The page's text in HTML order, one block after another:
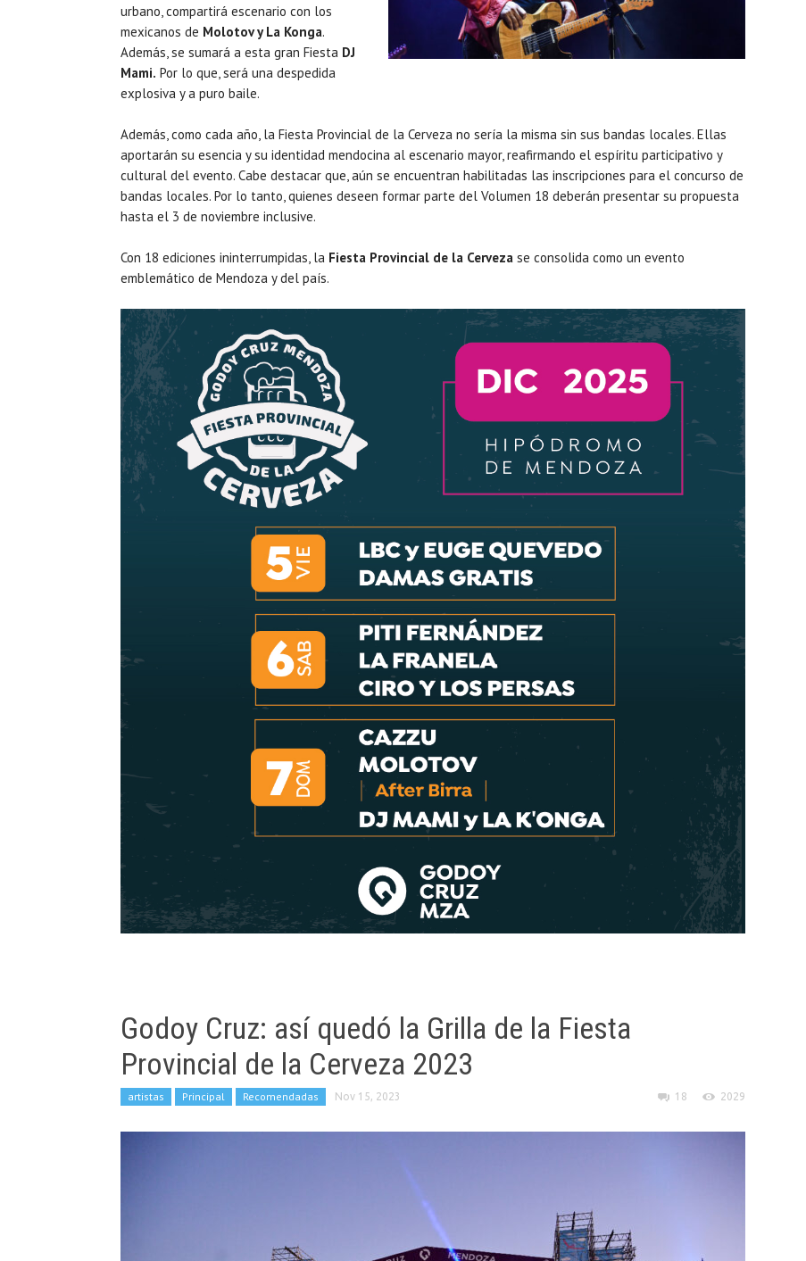
urbano, compartirá escenario con los
mexicanos de Molotov y La Konga.
Además, se sumará a esta gran Fiesta DJ
Mami. Por lo que, será una despedida
explosiva y a puro baile.
Además, como cada año, la Fiesta Provincial de la Cerveza no sería la misma sin sus bandas locales. Ellas
aportarán su esencia y su identidad mendocina al escenario mayor, reafirmando el espíritu participativo y
cultural del evento. Cabe destacar que, aún se encuentran habilitadas las inscripciones para el concurso de
bandas locales. Por lo tanto, quienes deseen formar parte del Volumen 18 deberán presentar su propuesta
hasta el 3 de noviembre inclusive.
Con 18 ediciones ininterrumpidas, la Fiesta Provincial de la Cerveza se consolida como un evento
emblemático de Mendoza y del país.
Godoy Cruz: así quedó la Grilla de la Fiesta
Provincial de la Cerveza 2023
artistas Principal Recomendadas Nov 15, 2023 18 2029